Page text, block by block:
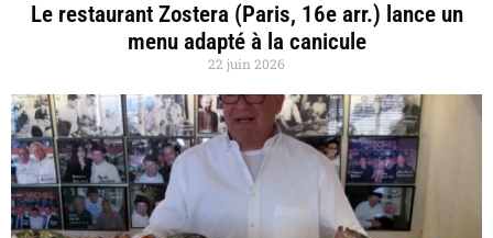
Le restaurant Zostera (Paris, 16e arr.) lance un
menu adapté à la canicule
22 juin 2026